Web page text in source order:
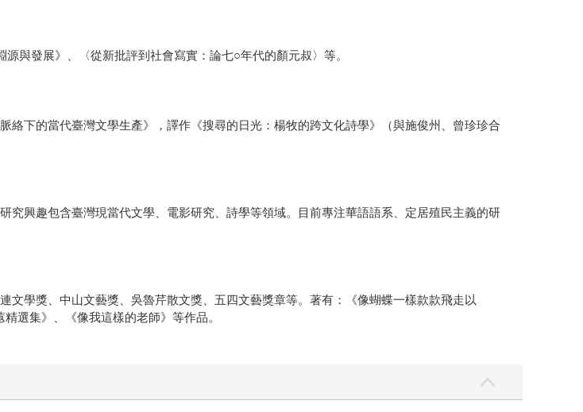
與發展》、〈從新批評到社會寫實：論七○年代的顏元叔〉等。
下的當代臺灣文學生產》，譯作《搜尋的日光：楊牧的跨文化詩學》（與施俊州、曾珍珍合
究興趣包含臺灣現當代文學、電影研究、詩學等領域。目前專注華語語系、定居殖民主義的研
學獎、中山文藝獎、吳魯芹散文獎、五四文藝獎章等。著有：《像蝴蝶一樣款款飛走以
選集》、《像我這樣的老師》等作品。